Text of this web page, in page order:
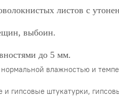
листов с
выбоин.
до 5 мм.
влажностью и
гипсовые штукатурки,